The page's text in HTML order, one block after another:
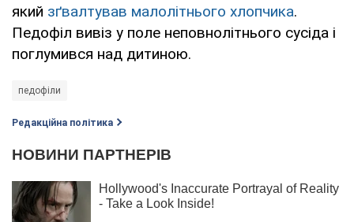
який зґвалтував малолітнього хлопчика.
Педофіл вивіз у поле неповнолітнього сусіда і
поглумився над дитиною.
педофiли
Редакційна політика